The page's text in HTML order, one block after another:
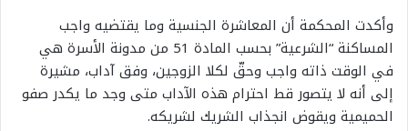
وأكدت المحكمة أن المعاشرة الجنسية وما يقتضيه واجب
المساكنة “الشرعية” بحسب المادة 51 من مدونة الأسرة هي
في الوقت ذاته واجب وحقّ لكلا الزوجين، وفق آداب، مشيرة
إلى أنه لا يتصور قط احترام هذه الآداب متى وجد ما يكدر صفو
الحميمية ويقوض انجذاب الشريك لشريكه.